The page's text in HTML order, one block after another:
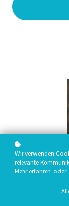
Wir verwenden
relevante
Mehr erfahren oder